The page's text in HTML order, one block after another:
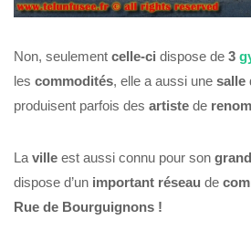
Non, seulement celle-ci dispose de 3
les commodités, elle a aussi une salle
produisent parfois des artiste de
La ville est aussi connu pour son
dispose d’un important réseau de
Rue de Bourguignons !